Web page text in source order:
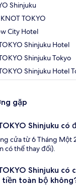
Shinjuku
TOKYO
City Hotel
Shinjuku Hotel
Shinjuku Tokyo
Shinjuku Hotel
gặp
Shinjuku có
cửa từ 6 Tháng Một
có thể thay đổi).
Shinjuku có
tiền toàn bộ